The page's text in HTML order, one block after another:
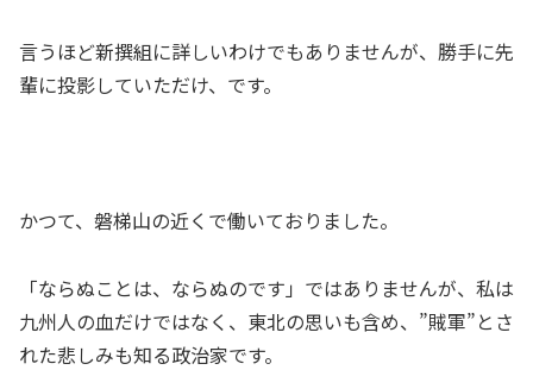
言うほど新撰組に詳しいわけでもありませんが、勝手に先
輩に投影していただけ、です。
かつて、磐梯山の近くで働いておりました。
「ならぬことは、ならぬのです」ではありませんが、私は
九州人の血だけではなく、東北の思いも含め、”賊軍”とさ
れた悲しみも知る政治家です。